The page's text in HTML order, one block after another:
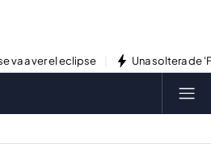
va a ver el eclipse Una soltera de